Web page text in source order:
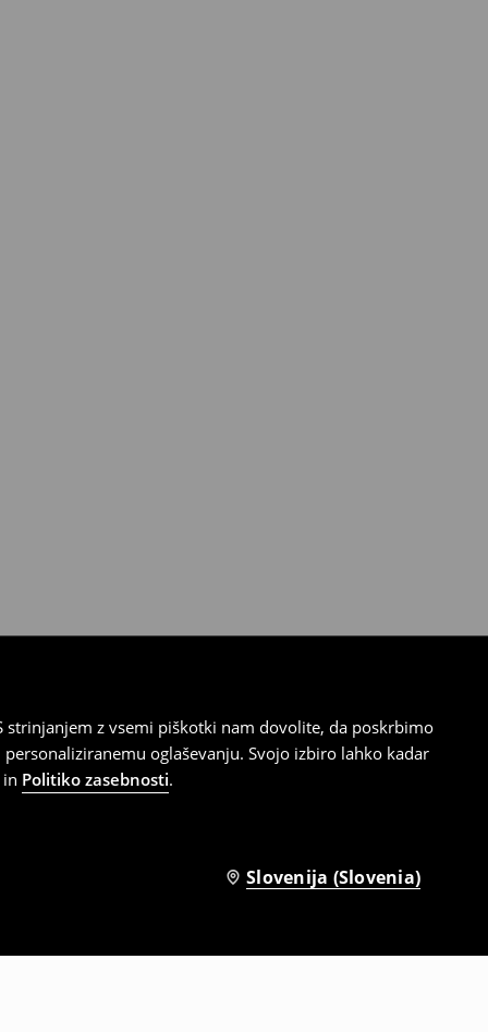
z vsemi piškotki nam dovolite, da poskrbimo
oglaševanju. Svojo izbiro lahko kadar
in Politiko zasebnosti.
Slovenija (Slovenia)